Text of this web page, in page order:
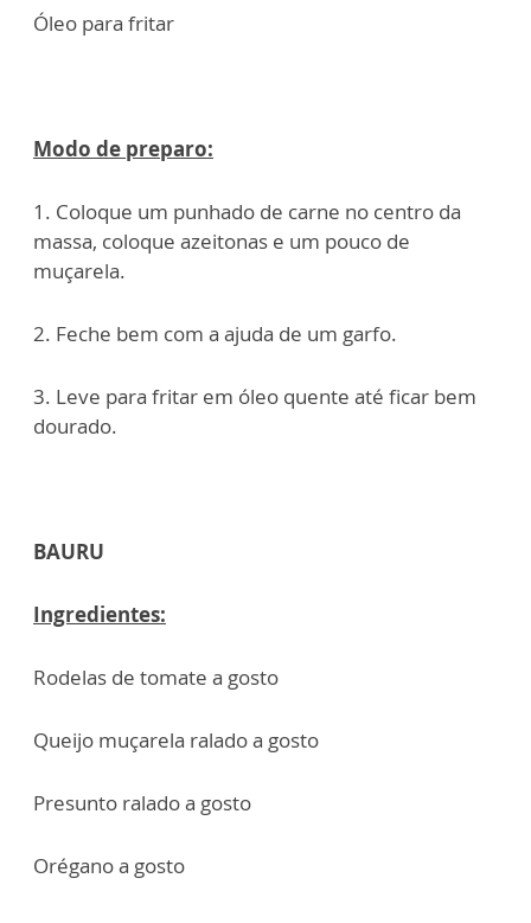
Óleo para fritar
Modo de preparo:
1. Coloque um punhado de carne no centro da
massa, coloque azeitonas e um pouco de
muçarela.
2. Feche bem com a ajuda de um garfo.
3. Leve para fritar em óleo quente até ficar bem
dourado.
BAURU
Ingredientes:
Rodelas de tomate a gosto
Queijo muçarela ralado a gosto
Presunto ralado a gosto
Orégano a gosto